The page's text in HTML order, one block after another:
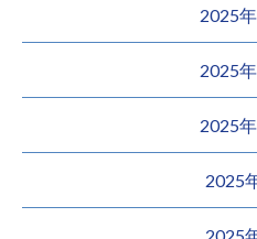
2025
2025
2025
2025